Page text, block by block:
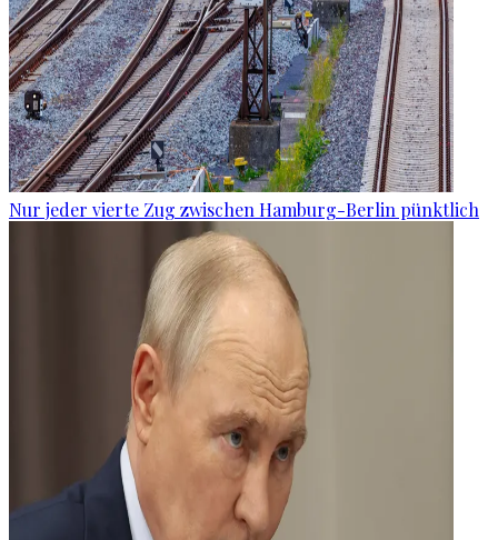
Nur jeder vierte Zug zwischen Hamburg-Berlin pünktlich